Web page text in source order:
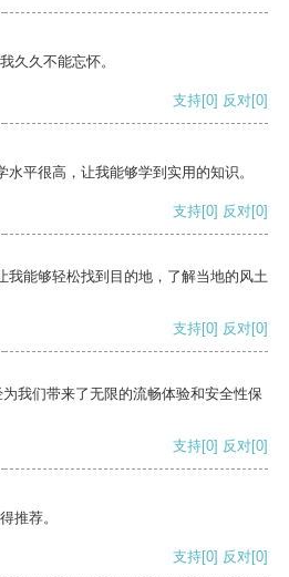
久久不能忘怀。
支持[0] 反对[0]
平很高，让我能够学到实用的知识。
支持[0] 反对[0]
我能够轻松找到目的地，了解当地的风土
支持[0] 反对[0]
我们带来了无限的流畅体验和安全性保
支持[0] 反对[0]
推荐。
支持[0] 反对[0]